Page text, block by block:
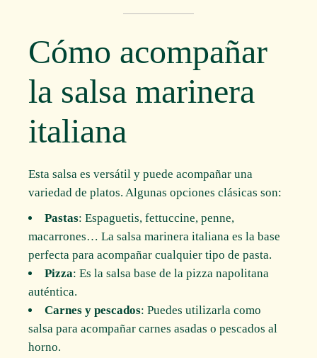
Cómo acompañar
la salsa marinera
italiana
Esta salsa es versátil y puede acompañar una
variedad de platos. Algunas opciones clásicas son:
Pastas: Espaguetis, fettuccine, penne,
macarrones… La salsa marinera italiana es la base
perfecta para acompañar cualquier tipo de pasta.
Pizza: Es la salsa base de la pizza napolitana
auténtica.
Carnes y pescados: Puedes utilizarla como
salsa para acompañar carnes asadas o pescados al
horno.